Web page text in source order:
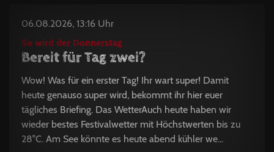
06.08.2026, 13:16 Uhr
So wird der Donnerstag
Bereit für Tag zwei?
Wow! Was für ein erster Tag! Ihr wart super! Damit
heute genauso super wird, bekommt ihr hier euer
tägliches Briefing. Das WetterAuch heute haben wir
wieder bestes Festivalwetter mit Höchstwerten bis zu
28°C. Am See könnte es heute abend kühler we...